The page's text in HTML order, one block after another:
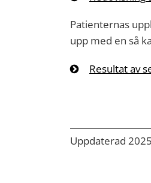
Patienternas
upp med en så
Resultat av
Uppdaterad